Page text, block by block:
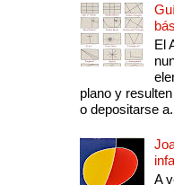
El
plano y
o depositarse
A